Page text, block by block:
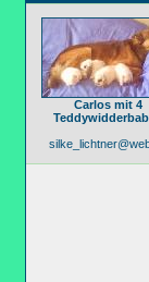
Carlos mit 4